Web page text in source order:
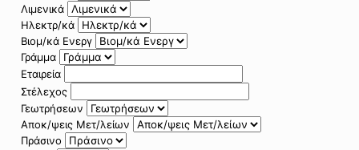
Λιμενικά
Ηλεκτρ/κά
Βιομ/κά Ενεργ
Γράμμα
Εταιρεία
Στέλεχος
Γεωτρήσεων
Αποκ/ψεις Μετ/λείων
Πράσινο